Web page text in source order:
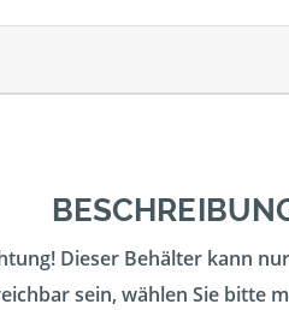
Dieser Behälter kann
sein, wählen Sie bitte